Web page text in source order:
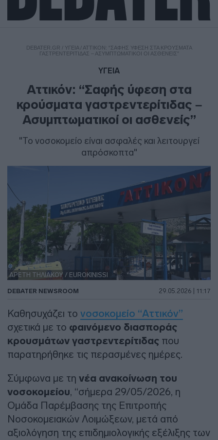
DEBATER.GR / ΥΓΕΙΑ/ ΑΤΤΙΚΌΝ: “ΣΑΦΉΣ ΎΦΕΣΗ ΣΤΑ ΚΡΟΎΣΜΑΤΑ
ΓΑΣΤΡΕΝΤΕΡΊΤΙΔΑΣ – ΑΣΥΜΠΤΩΜΑΤΙΚΟΊ ΟΙ ΑΣΘΕΝΕΊΣ”
ΥΓΕΙΑ
Αττικόν: “Σαφής ύφεση στα
κρούσματα γαστρεντερίτιδας –
Ασυμπτωματικοί οι ασθενείς”
"Το νοσοκομείο είναι ασφαλές και λειτουργεί
απρόσκοπτα"
ΑΡΕΤΗ ΤΗΛΙΑΚΟΥ / EUROKINISSI
DEBATER NEWSROOM 29.05.2026 | 11:17
Καθησυχάζει το νοσοκομείο “Αττικόν”
σχετικά με το φαινόμενο διασποράς
κρουσμάτων γαστρεντερίτιδας που
παρατηρήθηκε τις περασμένες ημέρες.
Σύμφωνα με τη νέα ανακοίνωση του
νοσοκομείου, “σήμερα 29/05/2026, η
Ομάδα Παρέμβασης της Επιτροπής
Νοσοκομειακών Λοιμώξεων, μετά από
αξιολόγηση της επιδημιολογικής εξέλιξης των